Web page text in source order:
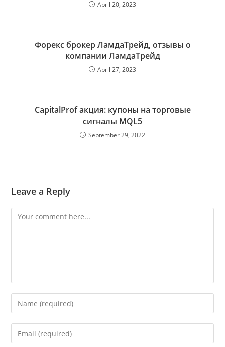
April 20, 2023
Форекс брокер ЛамдаТрейд, отзывы о
компании ЛамдаТрейд
April 27, 2023
CapitalProf акция: купоны на торговые
сигналы MQL5
September 29, 2022
Leave a Reply